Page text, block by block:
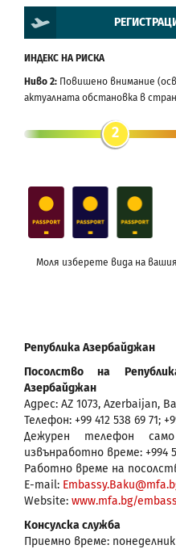
ИНДЕКС НА РИСКА
Ниво 2: Повишено внимание
актуалната обстановка в
2
Моля изберете вида на
Република Азербайджан
Посолство на
Азербайджан
Адрес: AZ 1073, Azerbaijan,
Телефон: +99 412 538 69 71;
Дежурен телефон
извънработно време: +994
Работно време на
Е-mail:
Website: www.mfa.bg/
Консулска служба
Приемно време: